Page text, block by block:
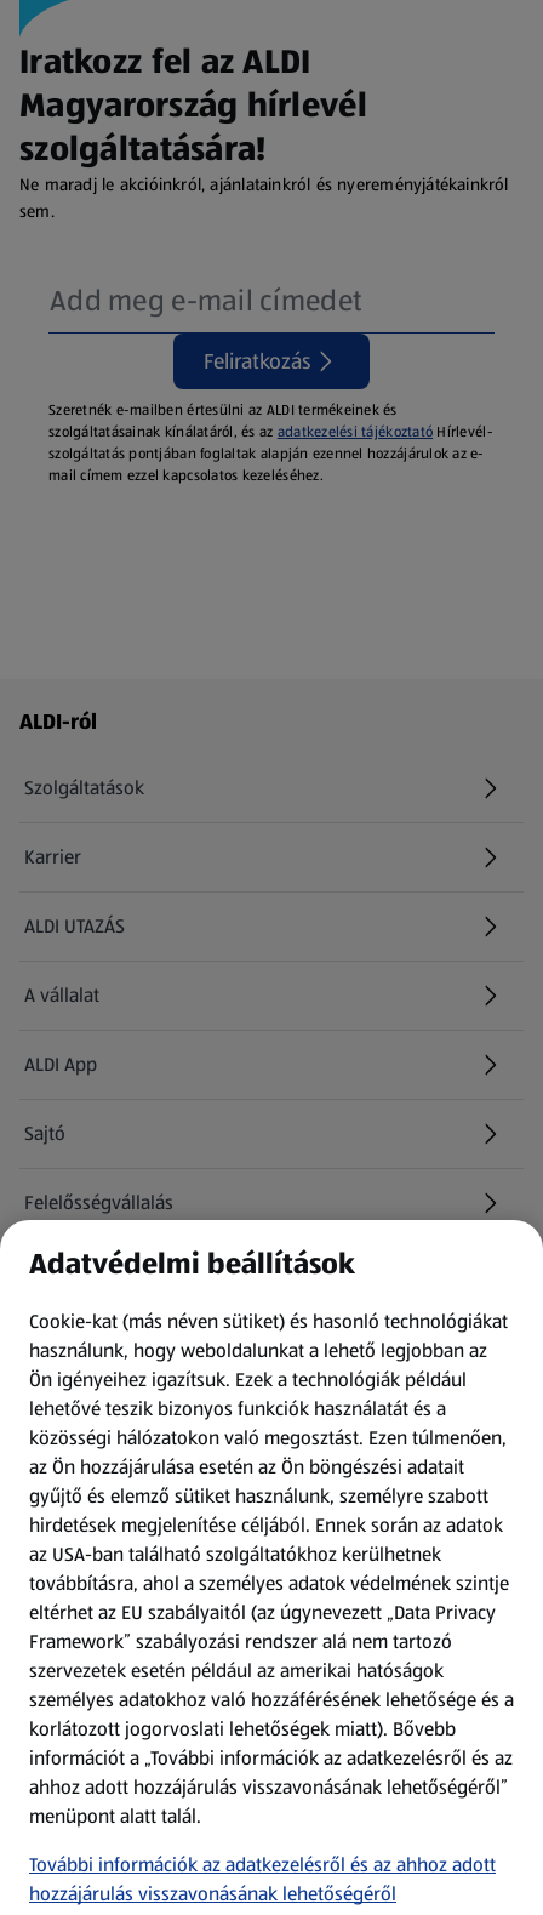
Iratkozz fel az ALDI
Magyarország hírlevél
szolgáltatására!
Ne maradj le akcióinkról, ajánlatainkról és nyereményjátékainkról
sem.
Feliratkozás
Szeretnék e-mailben értesülni az ALDI termékeinek és
szolgáltatásainak kínálatáról, és az adatkezelési tájékoztató Hírlevél-
szolgáltatás pontjában foglaltak alapján ezennel hozzájárulok az e-
mail címem ezzel kapcsolatos kezeléséhez.
Láblécmenü - további linkek
ALDI-ról
Szolgáltatások
Karrier
(új oldalon nyílik meg)
ALDI UTAZÁS
(új oldalon nyílik meg)
A vállalat
ALDI App
Sajtó
Felelősségvállalás
Információk
Kérdőív
Fizetési lehetőségek
ALDI utalványok
Árcsökkentés
Adattörlő alkalmazás
Szervizpont
(új oldalon nyílik meg)
Fedezz fel minket az interneten!
Töltsd le az ALDI Magyarország applikációt!
Adatvédelmi beállítások
Cookie-kat (más néven sütiket) és hasonló technológiákat
használunk, hogy weboldalunkat a lehető legjobban az
Ön igényeihez igazítsuk. Ezek a technológiák például
lehetővé teszik bizonyos funkciók használatát és a
közösségi hálózatokon való megosztást. Ezen túlmenően,
az Ön hozzájárulása esetén az Ön böngészési adatait
gyűjtő és elemző sütiket használunk, személyre szabott
hirdetések megjelenítése céljából. Ennek során az adatok
az USA-ban található szolgáltatókhoz kerülhetnek
továbbításra, ahol a személyes adatok védelmének szintje
eltérhet az EU szabályaitól (az úgynevezett „Data Privacy
Framework” szabályozási rendszer alá nem tartozó
szervezetek esetén például az amerikai hatóságok
személyes adatokhoz való hozzáférésének lehetősége és a
korlátozott jogorvoslati lehetőségek miatt). Bővebb
információt a „További információk az adatkezelésről és az
ahhoz adott hozzájárulás visszavonásának lehetőségéről”
menüpont alatt talál.
További információk az adatkezelésről és az ahhoz adott
hozzájárulás visszavonásának lehetőségéről